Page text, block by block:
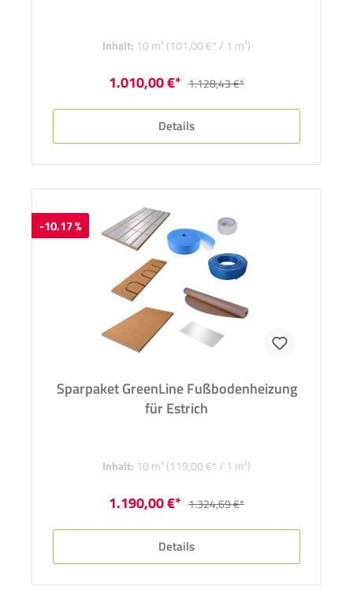
Inhalt: 10 m² (101,00 €* / 1 m²)
1.010,00 €* 1.128,43 €*
Details
-10.17 %
Sparpaket GreenLine Fußbodenheizung
für Estrich
Inhalt: 10 m² (119,00 €* / 1 m²)
1.190,00 €* 1.324,69 €*
Details